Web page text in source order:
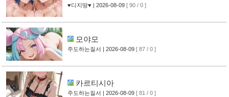
♥디지땅♥ | 2026-08-09 [ 90 / 0 ]
모야모
주도하는질서 | 2026-08-09 [ 87 / 0 ]
카르티시아
주도하는질서 | 2026-08-09 [ 81 / 0 ]